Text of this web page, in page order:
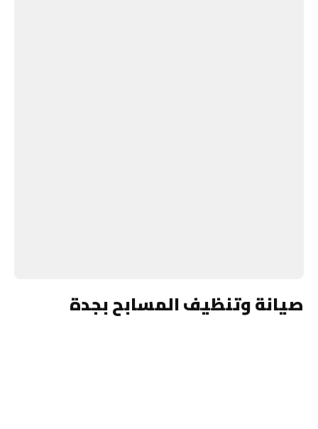
صيانة وتنظيف المسابح بجدة